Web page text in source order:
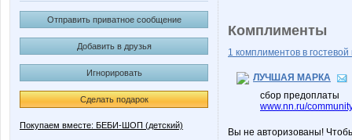
Отправить приватное сообщение
Добавить в друзья
Игнорировать
Сделать подарок
Покупаем вместе: БЕБИ-ШОП (детский)
Комплименты
1 комплиментов в гостевой
ЛУЧШАЯ МАРКА
сбор предоплаты
www.nn.ru/
Вы не авторизованы!